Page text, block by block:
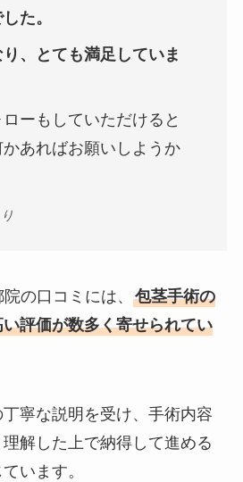
た。
り、とても満足していま
ーもしていただけると
あればお願いしようか
の口コミには、 包茎手術の
評価が数多く寄せられてい
寧な説明を受け、手術内容
解した上で納得して進める
います。